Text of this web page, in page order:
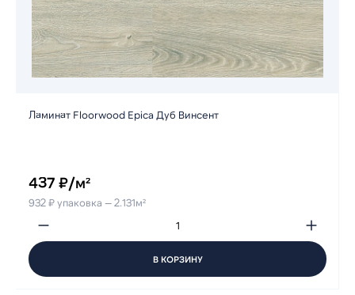
Ламинат Floorwood Epica Дуб Винсент
437 ₽/м²
932 ₽ упаковка — 2.131м²
В КОРЗИНУ